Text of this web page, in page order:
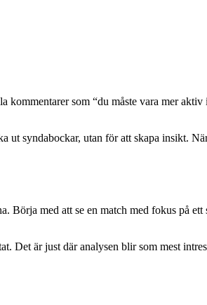
som “du måste vara mer
syndabockar, utan för att skapa insikt.
med att se en match med fokus på
Det är just där analysen blir som mest